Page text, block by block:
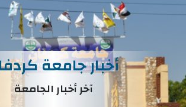
أخبار جامعة
آخر أخبار الجامعة